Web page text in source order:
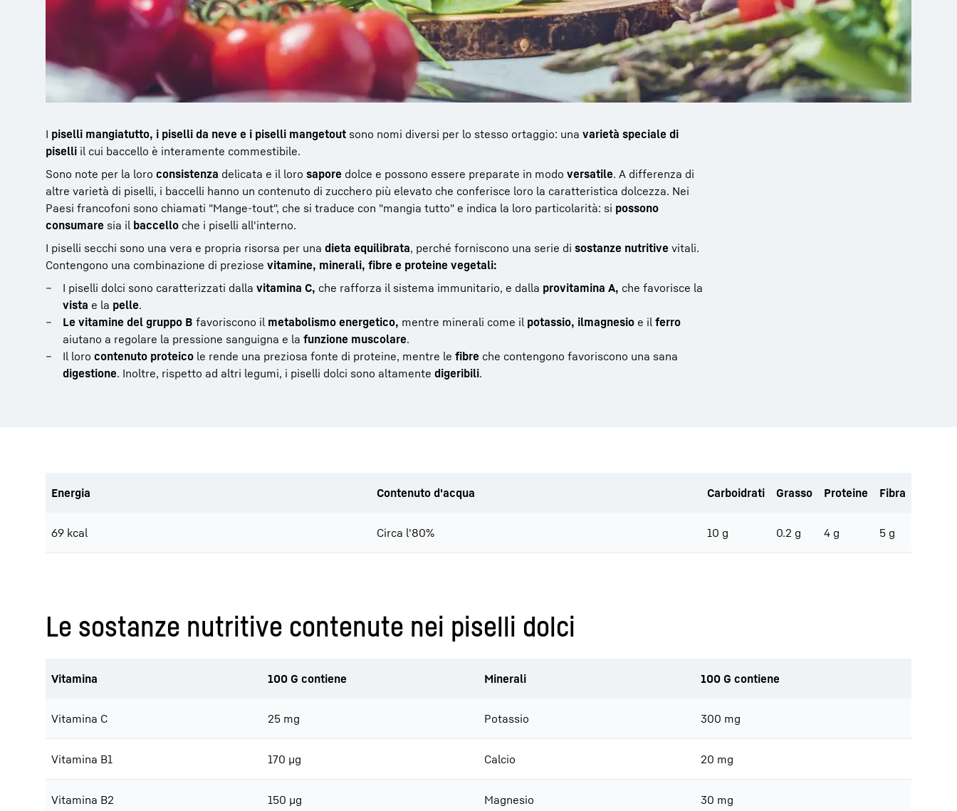
I piselli mangiatutto, i piselli da neve e i piselli mangetout sono nomi diversi per lo stesso ortaggio: una varietà speciale di
piselli il cui baccello è interamente commestibile.
Sono note per la loro consistenza delicata e il loro sapore dolce e possono essere preparate in modo versatile. A differenza di
altre varietà di piselli, i baccelli hanno un contenuto di zucchero più elevato che conferisce loro la caratteristica dolcezza. Nei
Paesi francofoni sono chiamati "Mange-tout", che si traduce con "mangia tutto" e indica la loro particolarità: si possono
consumare sia il baccello che i piselli all'interno.
I piselli secchi sono una vera e propria risorsa per una dieta equilibrata, perché forniscono una serie di sostanze nutritive vitali.
Contengono una combinazione di preziose vitamine, minerali, fibre e proteine vegetali:
I piselli dolci sono caratterizzati dalla vitamina C, che rafforza il sistema immunitario, e dalla provitamina A, che favorisce la
vista e la pelle.
Le vitamine del gruppo B favoriscono il metabolismo energetico, mentre minerali come il potassio, ilmagnesio e il ferro
aiutano a regolare la pressione sanguigna e la funzione muscolare.
Il loro contenuto proteico le rende una preziosa fonte di proteine, mentre le fibre che contengono favoriscono una sana
digestione. Inoltre, rispetto ad altri legumi, i piselli dolci sono altamente digeribili.
Energia Contenuto d'acqua Carboidrati Grasso Proteine Fibra
69 kcal Circa l'80% 10 g 0.2 g 4 g 5 g
Le sostanze nutritive contenute nei piselli dolci
Vitamina 100 G contiene Minerali 100 G contiene
Vitamina C 25 mg Potassio 300 mg
Vitamina B1 170 μg Calcio 20 mg
Vitamina B2 150 μg Magnesio 30 mg